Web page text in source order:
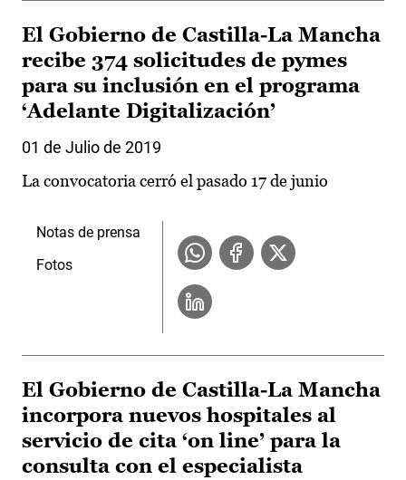
El Gobierno de Castilla-La Mancha
recibe 374 solicitudes de pymes
para su inclusión en el programa
‘Adelante Digitalización’
01 de Julio de 2019
La convocatoria cerró el pasado 17 de junio
Notas de prensa
Fotos
El Gobierno de Castilla-La Mancha
incorpora nuevos hospitales al
servicio de cita ‘on line’ para la
consulta con el especialista